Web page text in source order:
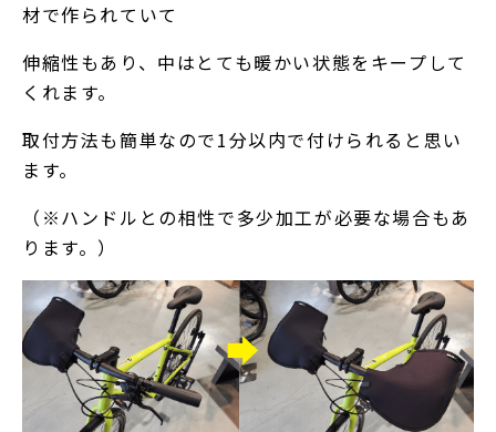
材で作られていて
伸縮性もあり、中はとても暖かい状態をキープして
くれます。
取付方法も簡単なので1分以内で付けられると思い
ます。
（※ハンドルとの相性で多少加工が必要な場合もあ
ります。）